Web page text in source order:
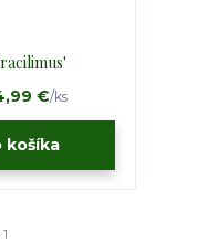
€/ks
košíka